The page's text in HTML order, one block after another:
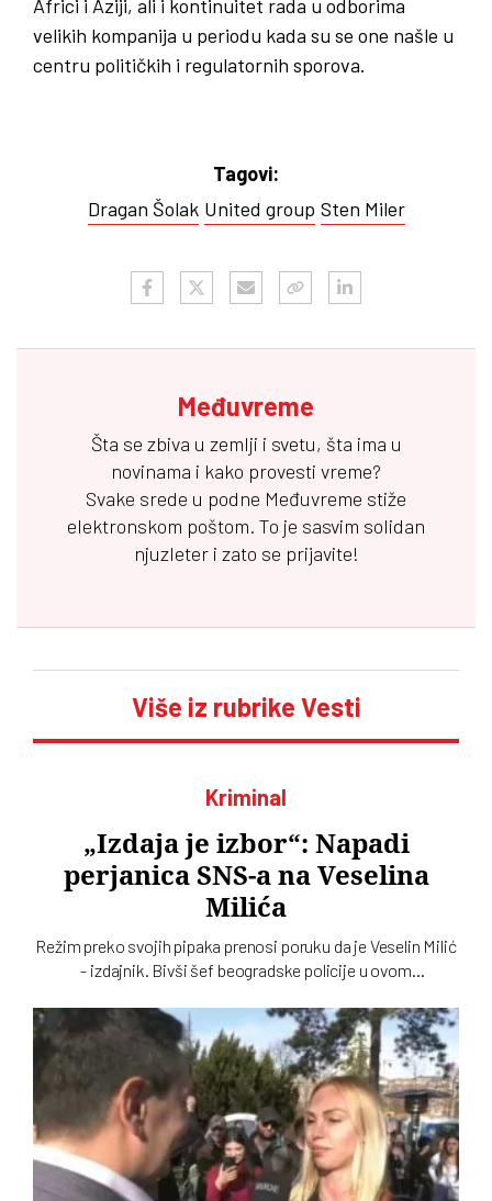
Africi i Aziji, ali i kontinuitet rada u odborima
velikih kompanija u periodu kada su se one našle u
centru političkih i regulatornih sporova.
Tagovi:
Dragan Šolak United group Sten Miler
Međuvreme
Šta se zbiva u zemlji i svetu, šta ima u
novinama i kako provesti vreme?
Svake srede u podne Međuvreme stiže
elektronskom poštom. To je sasvim solidan
njuzleter i zato se prijavite!
Više iz rubrike Vesti
Kriminal
„Izdaja je izbor“: Napadi
perjanica SNS-a na Veselina
Milića
Režim preko svojih pipaka prenosi poruku da je Veselin Milić
- izdajnik. Bivši šef beogradske policije u ovom